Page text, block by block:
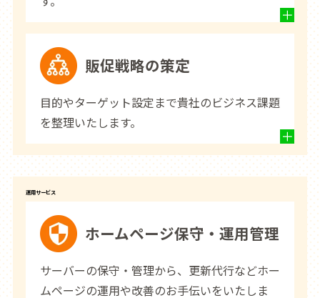
販促戦略の策定
目的やターゲット設定まで貴社のビジネス課題
を整理いたします。
運用サービス
ホームページ保守・運用管理
サーバーの保守・管理から、更新代行などホー
ムページの運用や改善のお手伝いをいたしま